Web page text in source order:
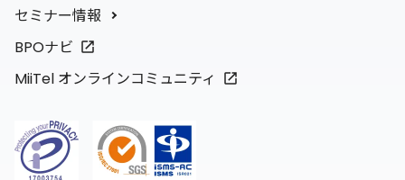
セミナー情報
BPOナビ
MiiTel オンラインコミュニティ